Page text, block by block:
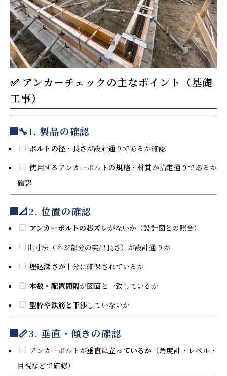
✅ アンカーチェックの主なポイント（基礎
工事）
🔧1. 製品の確認
ボルトの径・長さが設計通りであるか確認
使用するアンカーボルトの規格・材質が指定通りであるか
確認
📐2. 位置の確認
アンカーボルトの芯ズレがないか（設計図との照合）
出寸法（ネジ部分の突出長さ）が設計通りか
埋込深さが十分に確保されているか
本数・配置間隔が図面と一致しているか
型枠や鉄筋と干渉していないか
📏3. 垂直・傾きの確認
アンカーボルトが垂直に立っているか （角度計・レベル・
目視などで確認）